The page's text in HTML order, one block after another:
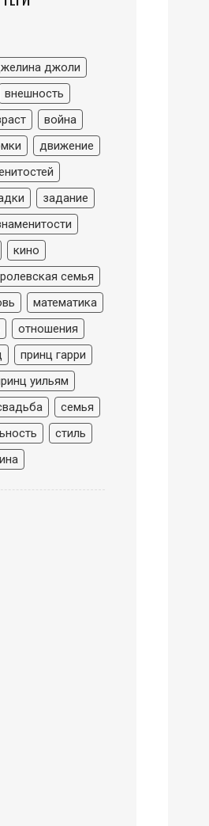
джоли
внешность
война
движение
задание
кино
семья
математика
отношения
принц гарри
уильям
семья
стиль